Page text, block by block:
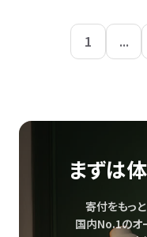
1 ...
まずは
寄付をもっ
国内No.1のオ